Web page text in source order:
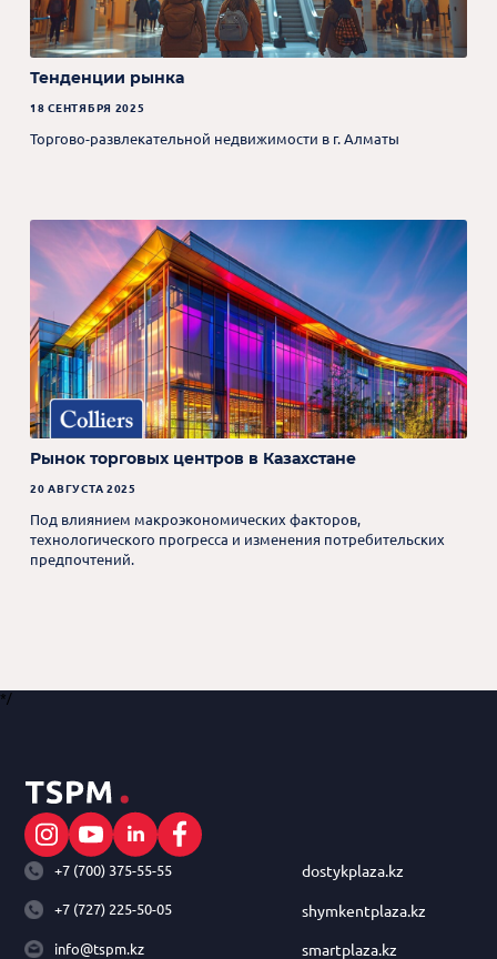
Тенденции рынка
18 СЕНТЯБРЯ 2025
Торгово-развлекательной недвижимости в г. Алматы
Рынок торговых центров в Казахстане
20 АВГУСТА 2025
Под влиянием макроэкономических факторов,
технологического прогресса и изменения потребительских
предпочтений.
*/
+7 (700) 375-55-55
+7 (727) 225-50-05
info@tspm.kz
dostykplaza.kz
shymkentplaza.kz
smartplaza.kz